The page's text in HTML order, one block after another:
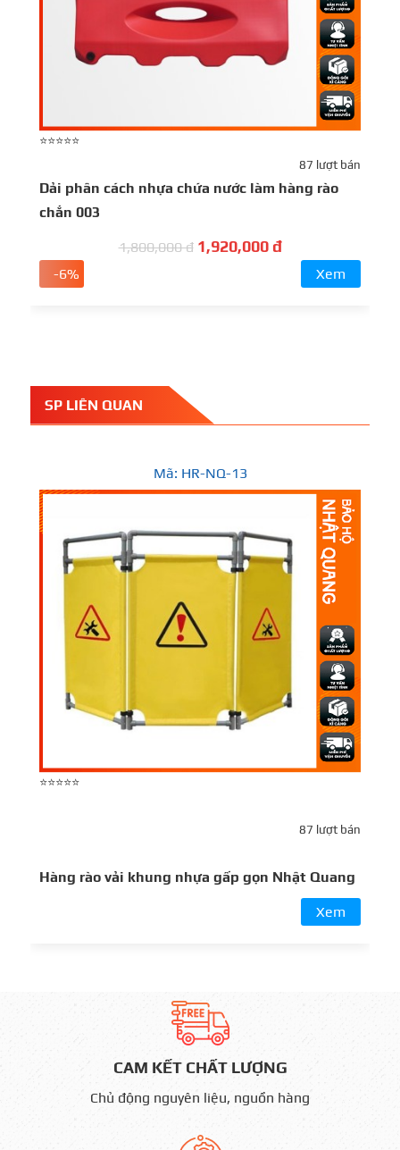
⭐⭐⭐⭐⭐
87 lượt bán
Dải phân cách nhựa chứa nước làm hàng rào
chắn 003
1,800,000 đ 1,920,000 đ
-6% Xem
SP LIÊN QUAN
Mã: HR-NQ-13
⭐⭐⭐⭐⭐
87 lượt bán
Hàng rào vải khung nhựa gấp gọn Nhật Quang
Xem
CAM KẾT CHẤT LƯỢNG
Chủ động nguyên liệu, nguồn hàng